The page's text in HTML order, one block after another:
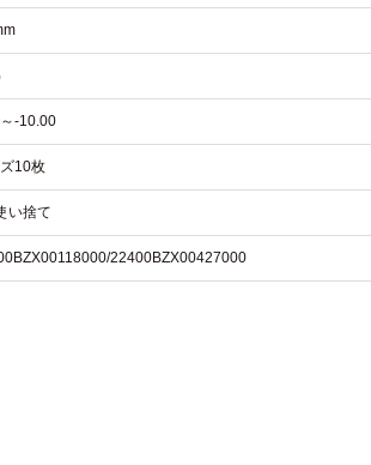
-10.00
10枚
い捨て
22400BZX00427000